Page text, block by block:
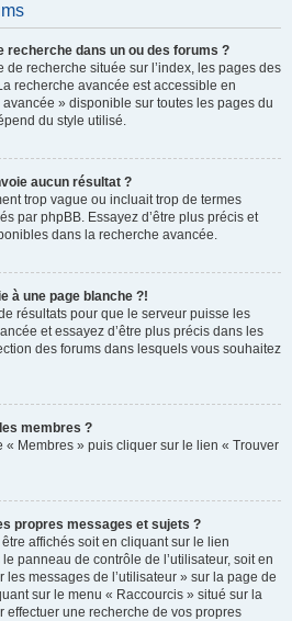
recherche dans un ou des forums ?
recherche située sur l’index, les pages des
recherche avancée est accessible en
» disponible sur toutes les pages du
du style utilisé.
aucun résultat ?
trop vague ou incluait trop de termes
par phpBB. Essayez d’être plus précis et
dans la recherche avancée.
à une page blanche ?!
résultats pour que le serveur puisse les
et essayez d’être plus précis dans les
des forums dans lesquels vous souhaitez
membres ?
Membres » puis cliquer sur le lien « Trouver
propres messages et sujets ?
affichés soit en cliquant sur le lien
panneau de contrôle de l’utilisateur, soit en
messages de l’utilisateur » sur la page de
sur le menu « Raccourcis » situé sur la
effectuer une recherche de vos propres